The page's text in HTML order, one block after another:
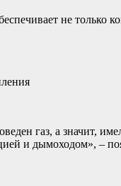
не только
газ, а значит,
и дымоходом», –